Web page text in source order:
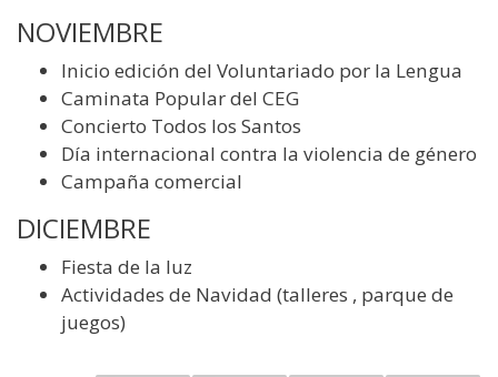
NOVIEMBRE
Inicio edición del Voluntariado por la Lengua
Caminata Popular del CEG
Concierto Todos los Santos
Día internacional contra la violencia de género
Campaña comercial
DICIEMBRE
Fiesta de la luz
Actividades de Navidad (talleres , parque de
juegos)